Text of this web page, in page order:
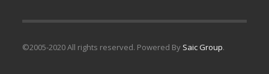
©2005-2020 All rights reserved. Powered By Saic Group.